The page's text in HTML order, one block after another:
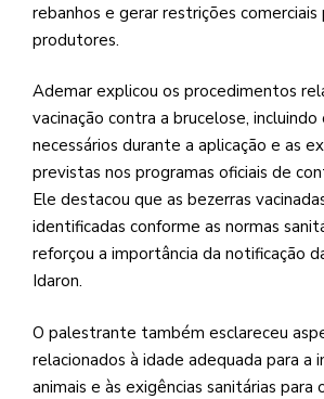
rebanhos e gerar restrições comerciais
produtores.
Ademar explicou os procedimentos
vacinação contra a brucelose, incluindo
necessários durante a aplicação e as
previstas nos programas oficiais de
Ele destacou que as bezerras
identificadas conforme as normas
reforçou a importância da notificação
Idaron.
O palestrante também esclareceu
relacionados à idade adequada para a
animais e às exigências sanitárias